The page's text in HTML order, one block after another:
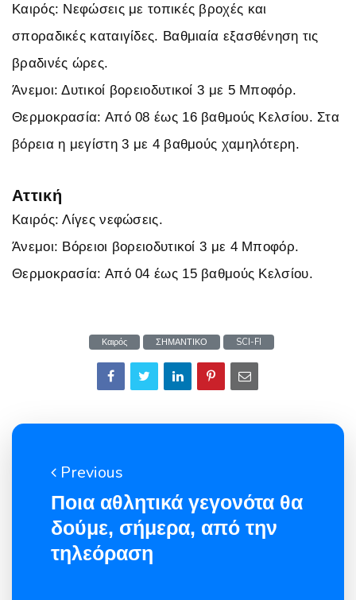
Καιρός: Νεφώσεις με τοπικές βροχές και
σποραδικές καταιγίδες. Βαθμιαία εξασθένηση τις
βραδινές ώρες.
Άνεμοι: Δυτικοί βορειοδυτικοί 3 με 5 Μποφόρ.
Θερμοκρασία: Από 08 έως 16 βαθμούς Κελσίου. Στα
βόρεια η μεγίστη 3 με 4 βαθμούς χαμηλότερη.
Αττική
Καιρός: Λίγες νεφώσεις.
Άνεμοι: Βόρειοι βορειοδυτικοί 3 με 4 Μποφόρ.
Θερμοκρασία: Από 04 έως 15 βαθμούς Κελσίου.
Καιρός ΣΗΜΑΝΤΙΚΟ SCI-FI
Previous
Ποια αθλητικά γεγονότα θα
δούμε, σήμερα, από την
τηλεόραση